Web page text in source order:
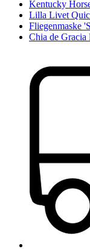
Kentucky
Lilla Livet
Fliegenmaske
Chia de Gracia